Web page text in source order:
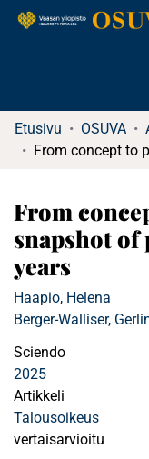
Etusivu OSUVA
From
snapshot of
years
Haapio, Helena
Berger-Walliser,
Sciendo
2025
Artikkeli
Talousoikeus
vertaisarvioitu